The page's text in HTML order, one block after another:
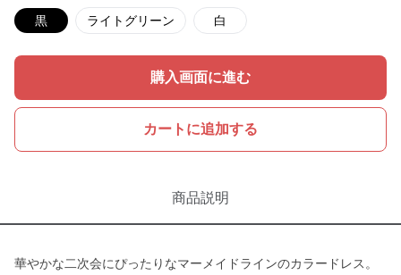
黒 ライトグリーン 白
購入画面に進む
カートに追加する
商品説明
華やかな二次会にぴったりなマーメイドラインのカラードレス。